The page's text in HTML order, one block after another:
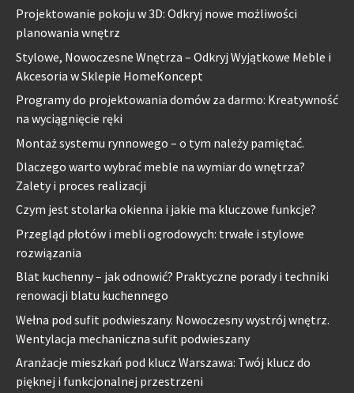
Projektowanie pokoju w 3D: Odkryj nowe możliwości
planowania wnętrz
Stylowe, Nowoczesne Wnętrza – Odkryj Wyjątkowe Meble i
Akcesoria w Sklepie HomeKoncept
Programy do projektowania domów za darmo: Kreatywność
na wyciągnięcie ręki
Montaż systemu rynnowego – o tym należy pamiętać.
Dlaczego warto wybrać meble na wymiar do wnętrza?
Zalety i proces realizacji
Czym jest stolarka okienna i jakie ma kluczowe funkcje?
Przegląd płotów i mebli ogrodowych: trwałe i stylowe
rozwiązania
Blat kuchenny – jak odnowić? Praktyczne porady i techniki
renowacji blatu kuchennego
Wełna pod sufit podwieszany. Nowoczesny wystrój wnętrz.
Wentylacja mechaniczna sufit podwieszany
Aranżacje mieszkań pod klucz Warszawa: Twój klucz do
pięknej i funkcjonalnej przestrzeni